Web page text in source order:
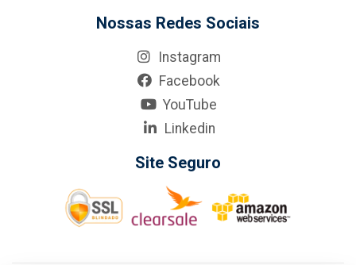
Nossas Redes Sociais
Instagram
Facebook
YouTube
Linkedin
Site Seguro